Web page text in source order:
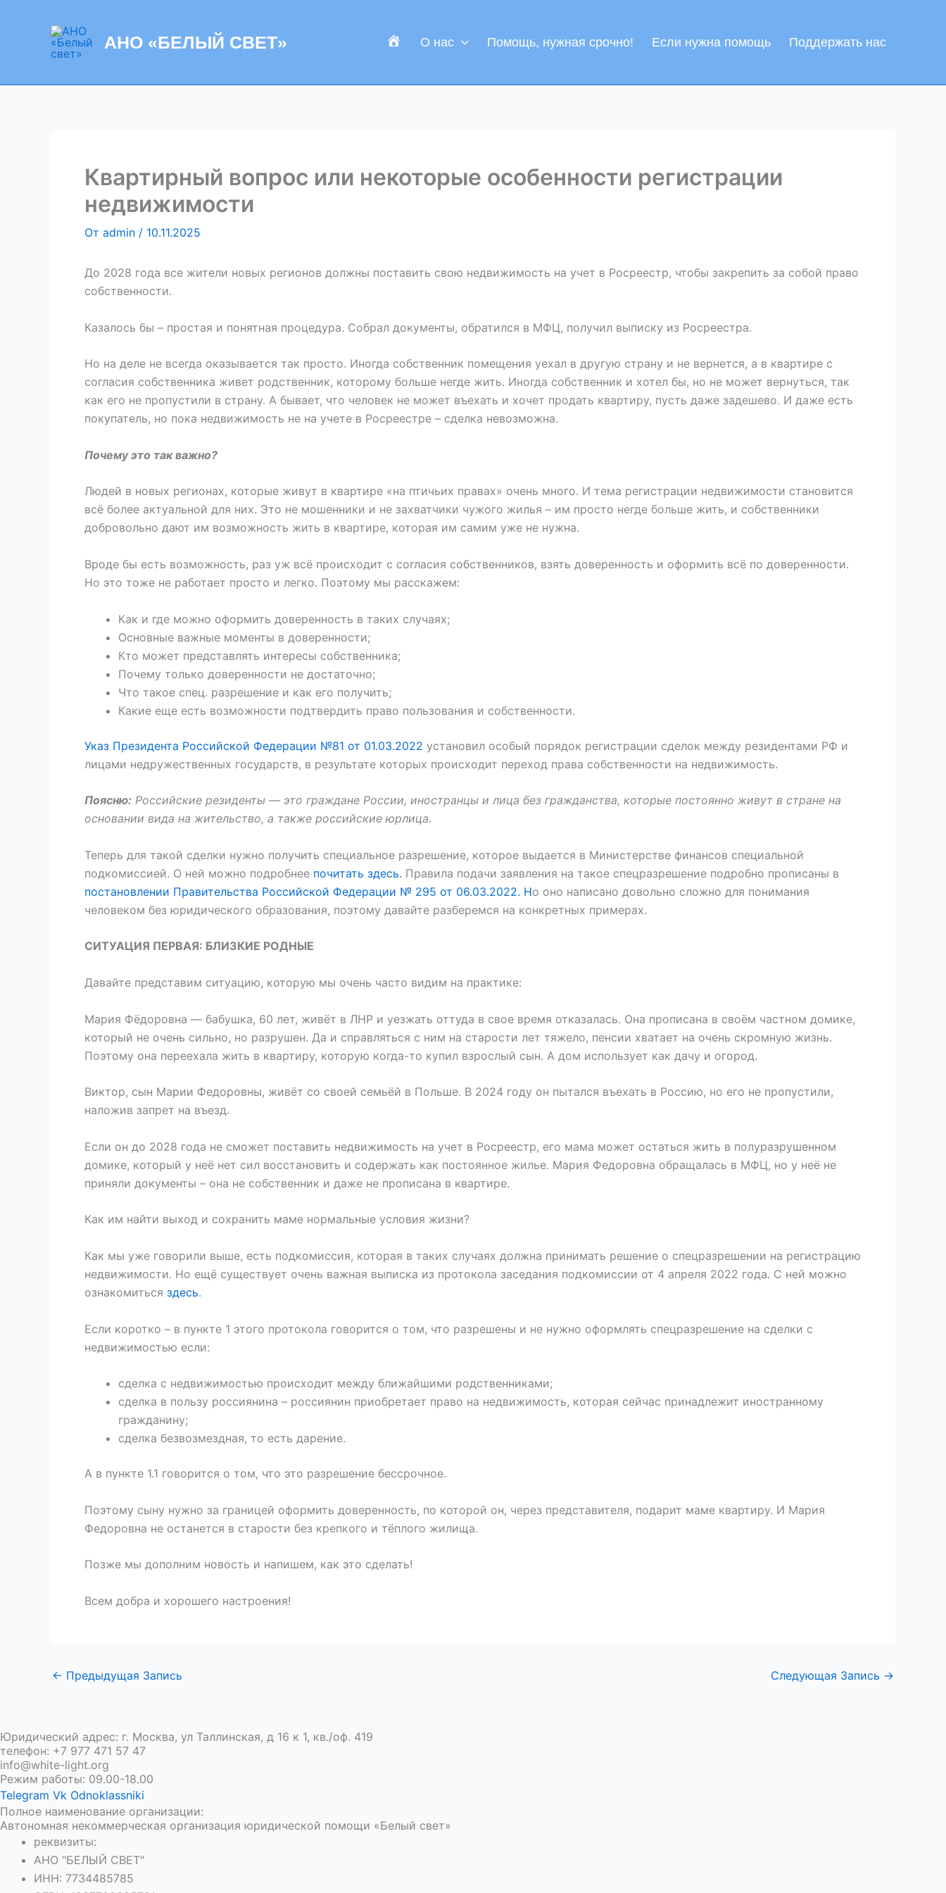
содержимому
АНО «БЕЛЫЙ СВЕТ» О нас Помощь, нужная срочно! Если нужна помощь Поддержать нас
Квартирный вопрос или некоторые особенности регистрации
недвижимости
От admin / 10.11.2025
До 2028 года все жители новых регионов должны поставить свою недвижимость на учет в Росреестр, чтобы закрепить за собой право
собственности.
Казалось бы – простая и понятная процедура. Собрал документы, обратился в МФЦ, получил выписку из Росреестра.
Но на деле не всегда оказывается так просто. Иногда собственник помещения уехал в другую страну и не вернется, а в квартире с
согласия собственника живет родственник, которому больше негде жить. Иногда собственник и хотел бы, но не может вернуться, так
как его не пропустили в страну. А бывает, что человек не может въехать и хочет продать квартиру, пусть даже задешево. И даже есть
покупатель, но пока недвижимость не на учете в Росреестре – сделка невозможна.
Почему это так важно?
Людей в новых регионах, которые живут в квартире «на птичьих правах» очень много. И тема регистрации недвижимости становится
всё более актуальной для них. Это не мошенники и не захватчики чужого жилья – им просто негде больше жить, и собственники
добровольно дают им возможность жить в квартире, которая им самим уже не нужна.
Вроде бы есть возможность, раз уж всё происходит с согласия собственников, взять доверенность и оформить всё по доверенности.
Но это тоже не работает просто и легко. Поэтому мы расскажем:
Как и где можно оформить доверенность в таких случаях;
Основные важные моменты в доверенности;
Кто может представлять интересы собственника;
Почему только доверенности не достаточно;
Что такое спец. разрешение и как его получить;
Какие еще есть возможности подтвердить право пользования и собственности.
Указ Президента Российской Федерации №81 от 01.03.2022 установил особый порядок регистрации сделок между резидентами РФ и
лицами недружественных государств, в результате которых происходит переход права собственности на недвижимость.
Поясню: Российские резиденты — это граждане России, иностранцы и лица без гражданства, которые постоянно живут в стране на
основании вида на жительство, а также российские юрлица.
Теперь для такой сделки нужно получить специальное разрешение, которое выдается в Министерстве финансов специальной
подкомиссией. О ней можно подробнее почитать здесь. Правила подачи заявления на такое спецразрешение подробно прописаны в
постановлении Правительства Российской Федерации № 295 от 06.03.2022. Но оно написано довольно сложно для понимания
человеком без юридического образования, поэтому давайте разберемся на конкретных примерах.
СИТУАЦИЯ ПЕРВАЯ: БЛИЗКИЕ РОДНЫЕ
Давайте представим ситуацию, которую мы очень часто видим на практике:
Мария Фёдоровна — бабушка, 60 лет, живёт в ЛНР и уезжать оттуда в свое время отказалась. Она прописана в своём частном домике,
который не очень сильно, но разрушен. Да и справляться с ним на старости лет тяжело, пенсии хватает на очень скромную жизнь.
Поэтому она переехала жить в квартиру, которую когда-то купил взрослый сын. А дом использует как дачу и огород.
Виктор, сын Марии Федоровны, живёт со своей семьёй в Польше. В 2024 году он пытался въехать в Россию, но его не пропустили,
наложив запрет на въезд.
Если он до 2028 года не сможет поставить недвижимость на учет в Росреестр, его мама может остаться жить в полуразрушенном
домике, который у неё нет сил восстановить и содержать как постоянное жилье. Мария Федоровна обращалась в МФЦ, но у неё не
приняли документы – она не собственник и даже не прописана в квартире.
Как им найти выход и сохранить маме нормальные условия жизни?
Как мы уже говорили выше, есть подкомиссия, которая в таких случаях должна принимать решение о спецразрешении на регистрацию
недвижимости. Но ещё существует очень важная выписка из протокола заседания подкомиссии от 4 апреля 2022 года. С ней можно
ознакомиться здесь.
Если коротко – в пункте 1 этого протокола говорится о том, что разрешены и не нужно оформлять спецразрешение на сделки с
недвижимостью если:
сделка с недвижимостью происходит между ближайшими родственниками;
сделка в пользу россиянина – россиянин приобретает право на недвижимость, которая сейчас принадлежит иностранному
гражданину;
сделка безвозмездная, то есть дарение.
А в пункте 1.1 говорится о том, что это разрешение бессрочное.
Поэтому сыну нужно за границей оформить доверенность, по которой он, через представителя, подарит маме квартиру. И Мария
Федоровна не останется в старости без крепкого и тёплого жилища.
Позже мы дополним новость и напишем, как это сделать!
Всем добра и хорошего настроения!
← Предыдущая Запись Следующая Запись →
Юридический адрес: г. Москва, ул Таллинская, д 16 к 1, кв./оф. 419
телефон: +7 977 471 57 47
info@white-light.org
Режим работы: 09.00-18.00
Telegram Vk Odnoklassniki
Полное наименование организации:
Автономная некоммерческая организация юридической помощи «Белый свет»
реквизиты:
АНО "БЕЛЫЙ СВЕТ"
ИНН: 7734485785